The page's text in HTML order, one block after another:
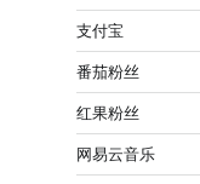
支付宝
番茄粉丝
红果粉丝
网易云音乐